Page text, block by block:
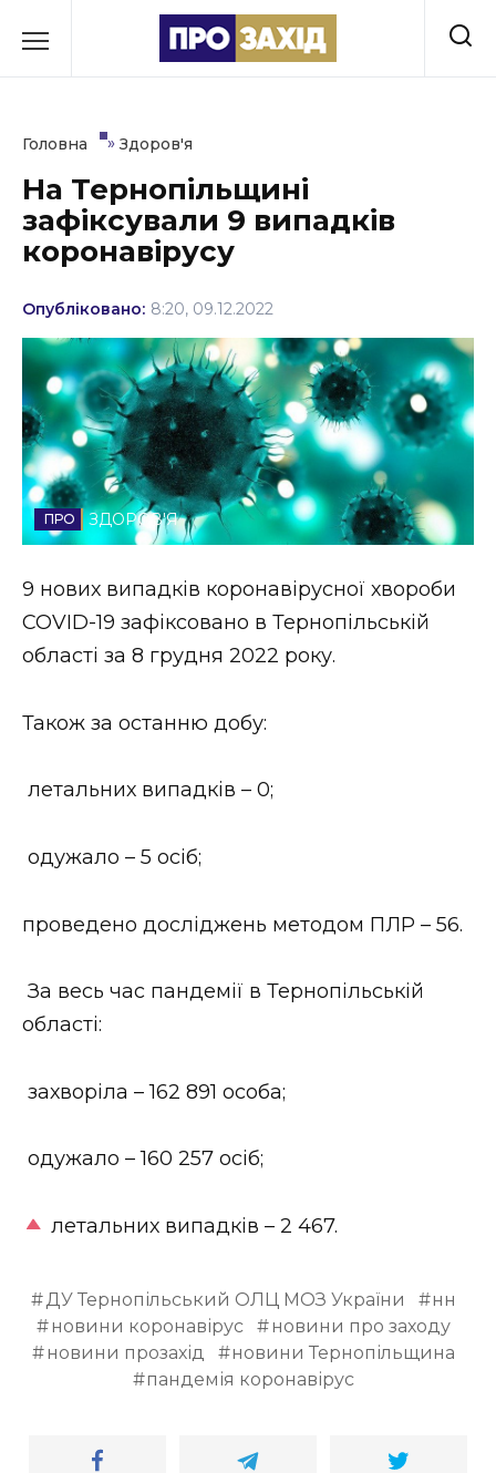
до
Культура
Освіта
Події
Політика
Соціум
Спорт
Стиль життя
Втрачений Ужгород (відеоверсія)
ЗАКАРПАТСЬКІ НОВИНИ
ВІДЕО
Головна » Здоров'я
На Тернопільщині
зафіксували 9 випадків
коронавірусу
Опубліковано: 8:20, 09.12.2022
ЗДОРОВ'Я
9 нових випадків коронавірусної хвороби
COVID-19 зафіксовано в Тернопільській
області за 8 грудня 2022 року.
Також за останню добу:
летальних випадків – 0;
одужало – 5 осіб;
проведено досліджень методом ПЛР – 56.
За весь час пандемії в Тернопільській
області:
захворіла – 162 891 особа;
одужало – 160 257 осіб;
летальних випадків – 2 467.
ДУ Тернопільський ОЛЦ МОЗ України
нн
новини коронавірус
новини про заходу
новини прозахід
новини Тернопільщина
пандемія коронавірус